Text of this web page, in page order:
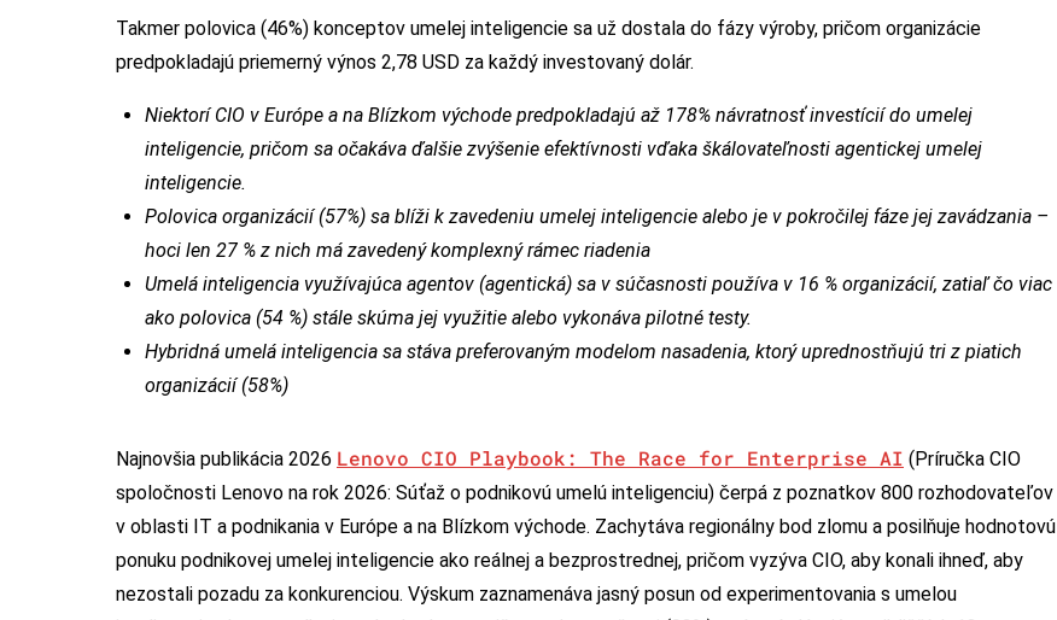
Takmer polovica (46%) konceptov umelej inteligencie sa už dostala do fázy výroby, pričom organizácie
predpokladajú priemerný výnos 2,78 USD za každý investovaný dolár.
Niektorí CIO v Európe a na Blízkom východe predpokladajú až 178% návratnosť investícií do umelej
inteligencie, pričom sa očakáva ďalšie zvýšenie efektívnosti vďaka škálovateľnosti agentickej umelej
inteligencie.
Polovica organizácií (57%) sa blíži k zavedeniu umelej inteligencie alebo je v pokročilej fáze jej zavádzania –
hoci len 27 % z nich má zavedený komplexný rámec riadenia
Umelá inteligencia využívajúca agentov (agentická) sa v súčasnosti používa v 16 % organizácií, zatiaľ čo viac
ako polovica (54 %) stále skúma jej využitie alebo vykonáva pilotné testy.
Hybridná umelá inteligencia sa stáva preferovaným modelom nasadenia, ktorý uprednostňujú tri z piatich
organizácií (58%)
Najnovšia publikácia 2026 Lenovo CIO Playbook: The Race for Enterprise AI (Príručka CIO
spoločnosti Lenovo na rok 2026: Súťaž o podnikovú umelú inteligenciu) čerpá z poznatkov 800 rozhodovateľov
v oblasti IT a podnikania v Európe a na Blízkom východe. Zachytáva regionálny bod zlomu a posilňuje hodnotovú
ponuku podnikovej umelej inteligencie ako reálnej a bezprostrednej, pričom vyzýva CIO, aby konali ihneď, aby
nezostali pozadu za konkurenciou. Výskum zaznamenáva jasný posun od experimentovania s umelou